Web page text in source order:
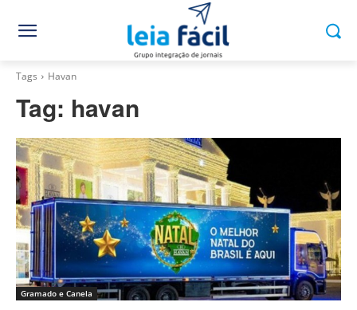
Tags Havan
Tag: havan
Gramado e Canela